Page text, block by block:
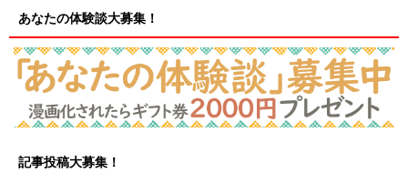
あなたの体験談大募集！
記事投稿大募集！